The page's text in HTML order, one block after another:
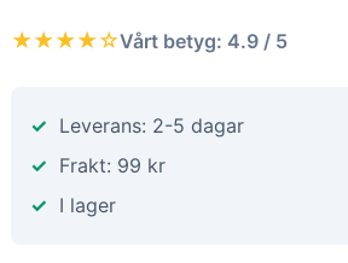
★★★★☆Vårt betyg: 4.9 / 5
Leverans: 2-5 dagar
Frakt: 99 kr
I lager